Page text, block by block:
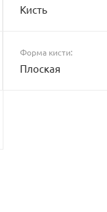
Кисть
Форма кисти:
Плоская